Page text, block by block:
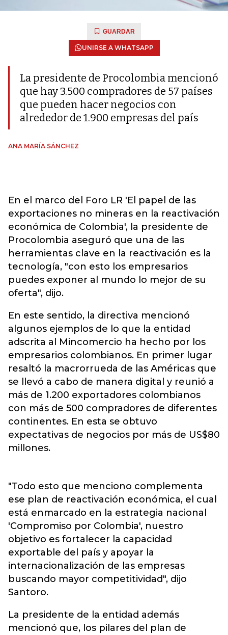
GUARDAR
UNIRSE A WHATSAPP
La presidente de Procolombia mencionó
que hay 3.500 compradores de 57 países
que pueden hacer negocios con
alrededor de 1.900 empresas del país
ANA MARÍA SÁNCHEZ
En el marco del Foro LR 'El papel de las
exportaciones no mineras en la reactivación
económica de Colombia', la presidente de
Procolombia aseguró que una de las
herramientas clave en la reactivación es la
tecnología, "con esto los empresarios
puedes exponer al mundo lo mejor de su
oferta", dijo.
En este sentido, la directiva mencionó
algunos ejemplos de lo que la entidad
adscrita al Mincomercio ha hecho por los
empresarios colombianos. En primer lugar
resaltó la macrorrueda de las Américas que
se llevó a cabo de manera digital y reunió a
más de 1.200 exportadores colombianos
con más de 500 compradores de diferentes
continentes. En esta se obtuvo
expectativas de negocios por más de US$80
millones.
"Todo esto que menciono complementa
ese plan de reactivación económica, el cual
está enmarcado en la estrategia nacional
'Compromiso por Colombia', nuestro
objetivo es fortalecer la capacidad
exportable del país y apoyar la
internacionalización de las empresas
buscando mayor competitividad", dijo
Santoro.
La presidente de la entidad además
mencionó que, los pilares del plan de